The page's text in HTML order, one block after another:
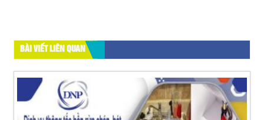
BÀI VIẾT LIÊN QUAN